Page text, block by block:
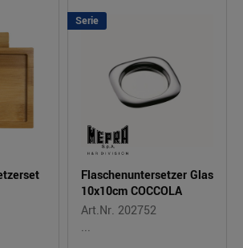
Serie
Flaschenuntersetzer Glas
10x10cm COCCOLA
Art.Nr. 202752
...